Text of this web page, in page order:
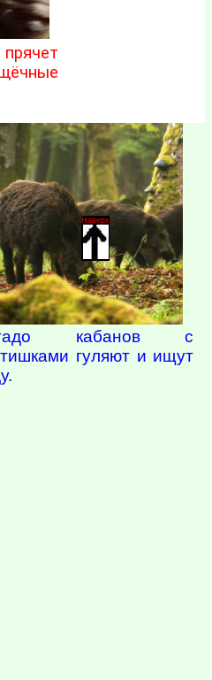
кабанов с
гуляют и ищут
Наверх